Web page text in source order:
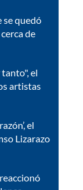
se quedó
de
el
artistas
el
Lizarazo